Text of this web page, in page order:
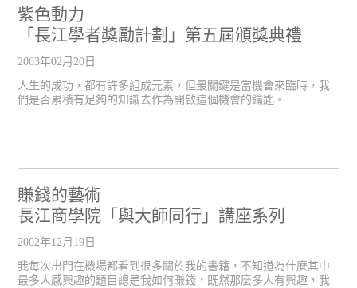
紫色動力
「長江學者獎勵計劃」第五屆頒獎典禮
2003年02月20日
人生的成功，都有許多組成元素，但最關鍵是當機會來臨時，我
們是否累積有足夠的知識去作為開啟這個機會的鑰匙。
賺錢的藝術
長江商學院「與大師同行」講座系列
2002年12月19日
我每次出門在機場都看到很多關於我的書籍，不知道為什麼其中
最多人感興趣的題目總是我如何賺錢，既然那麼多人有興趣，我